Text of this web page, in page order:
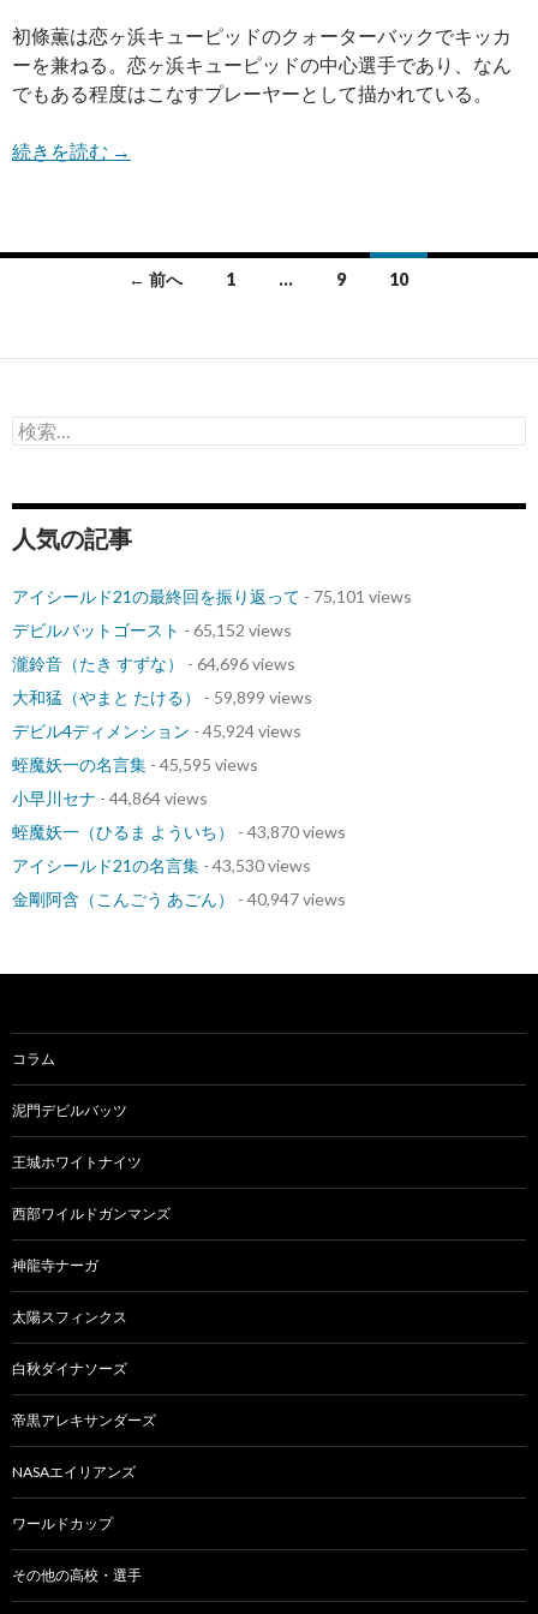
初條薫は恋ヶ浜キューピッドのクォーターバックでキッカ
ーを兼ねる。恋ヶ浜キューピッドの中心選手であり、なん
でもある程度はこなすプレーヤーとして描かれている。
続きを読む →
ナ
ゲ
シ
ン
← 前へ 1 … 9 10
検
索:
人気の記事
アイシールド21の最終回を振り返って - 75,101 views
デビルバットゴースト - 65,152 views
瀧鈴音（たき すずな）
- 64,696 views
大和猛（やまと たける）
- 59,899 views
デビル4ディメンション - 45,924 views
蛭魔妖一の名言集 - 45,595 views
小早川セナ - 44,864 views
蛭魔妖一（ひるま よういち）
- 43,870 views
アイシールド21の名言集 - 43,530 views
金剛阿含（こんごう あごん）
- 40,947 views
コラム
泥門デビルバッツ
王城ホワイトナイツ
西部ワイルドガンマンズ
神龍寺ナーガ
太陽スフィンクス
白秋ダイナソーズ
帝黒アレキサンダーズ
NASAエイリアンズ
ワールドカップ
その他の高校・選手